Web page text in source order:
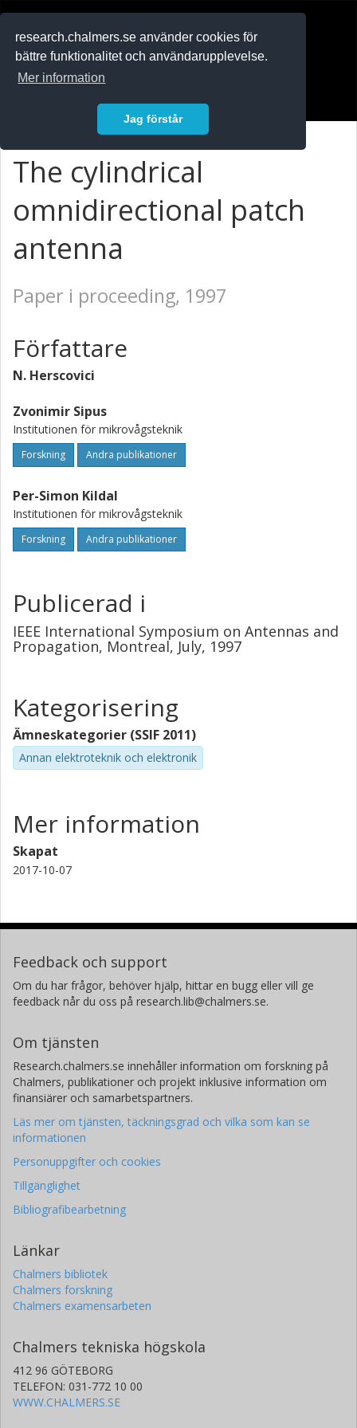
research.chalmers.se använder cookies för
bättre funktionalitet och användarupplevelse.
Mer information
Jag förstår
The cylindrical
omnidirectional patch
antenna
Paper i proceeding, 1997
Författare
N. Herscovici
Zvonimir Sipus
Institutionen för mikrovågsteknik
Forskning Andra publikationer
Per-Simon Kildal
Institutionen för mikrovågsteknik
Forskning Andra publikationer
Publicerad i
IEEE International Symposium on Antennas and
Propagation, Montreal, July, 1997
Kategorisering
Ämneskategorier (SSIF 2011)
Annan elektroteknik och elektronik
Mer information
Skapat
2017-10-07
Feedback och support
Om du har frågor, behöver hjälp, hittar en bugg eller vill ge
feedback når du oss på research.lib@chalmers.se.
Om tjänsten
Research.chalmers.se innehåller information om forskning på
Chalmers, publikationer och projekt inklusive information om
finansiärer och samarbetspartners.
Läs mer om tjänsten, täckningsgrad och vilka som kan se
informationen
Personuppgifter och cookies
Tillgänglighet
Bibliografibearbetning
Länkar
Chalmers bibliotek
Chalmers forskning
Chalmers examensarbeten
Chalmers tekniska högskola
412 96 GÖTEBORG
TELEFON: 031-772 10 00
WWW.CHALMERS.SE